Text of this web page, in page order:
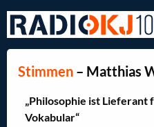
Stimmen – Matthias
„Philosophie ist Lieferant
Vokabular“